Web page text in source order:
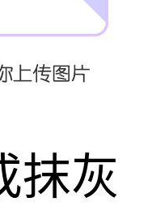
石灰
抹灰